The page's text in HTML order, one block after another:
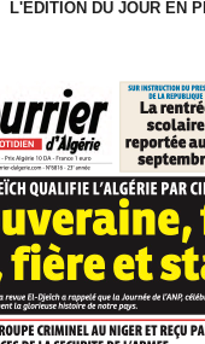
L'ÉDITION DU JOUR EN